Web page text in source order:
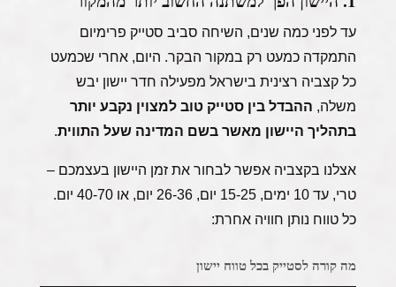
עד לפני כמה שנים, השיחה סביב סטייק פרימיום
התמקדה כמעט רק במקור הבקר. היום, אחרי שכמעט
כל קצביה רצינית בישראל מפעילה חדר יישון יבש
משלה,
ההבדל בין סטייק טוב למצוין נקבע יותר
בתהליך היישון מאשר בשם המדינה שעל התווית
אצלנו בקצביה אפשר לבחור את זמן היישון בעצמכם –
טרי, עד 10 ימים, 15-25 יום, 26-36 יום, או 40-70 יום.
כל טווח נותן חוויה אחרת:
מה קורה לסטייק בכל טווח יישון